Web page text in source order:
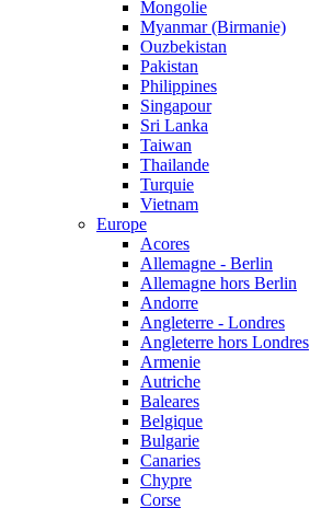
Mongolie
Myanmar (Birmanie)
Ouzbekistan
Pakistan
Philippines
Singapour
Sri Lanka
Taiwan
Thailande
Turquie
Vietnam
Europe
Acores
Allemagne - Berlin
Allemagne hors Berlin
Andorre
Angleterre - Londres
Angleterre hors Londres
Armenie
Autriche
Baleares
Belgique
Bulgarie
Canaries
Chypre
Corse